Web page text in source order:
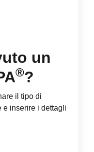
un
®?
il tipo di
e inserire i dettagli